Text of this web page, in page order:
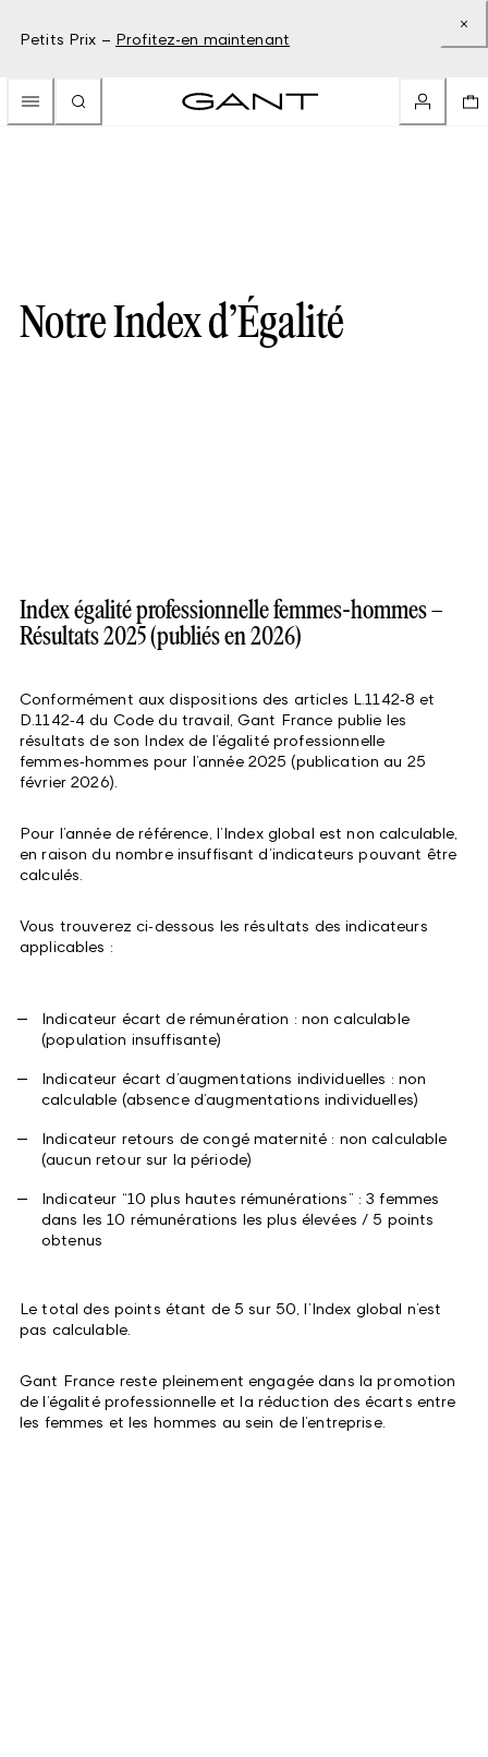
Petits Prix – Profitez-en maintenant
Notre Index d’Égalité
Index égalité professionnelle femmes‑hommes –
Résultats 2025 (publiés en 2026)
Conformément aux dispositions des articles L.1142‑8 et
D.1142‑4 du Code du travail, Gant France publie les
résultats de son Index de l’égalité professionnelle
femmes‑hommes pour l’année 2025 (publication au 25
février 2026).
Pour l’année de référence, l’Index global est non calculable,
en raison du nombre insuffisant d’indicateurs pouvant être
calculés.
Vous trouverez ci‑dessous les résultats des indicateurs
applicables :
Indicateur écart de rémunération : non calculable
(population insuffisante)
Indicateur écart d’augmentations individuelles : non
calculable (absence d’augmentations individuelles)
Indicateur retours de congé maternité : non calculable
(aucun retour sur la période)
Indicateur “10 plus hautes rémunérations” : 3 femmes
dans les 10 rémunérations les plus élevées / 5 points
obtenus
Le total des points étant de 5 sur 50, l’Index global n’est
pas calculable.
Gant France reste pleinement engagée dans la promotion
de l’égalité professionnelle et la réduction des écarts entre
les femmes et les hommes au sein de l’entreprise.